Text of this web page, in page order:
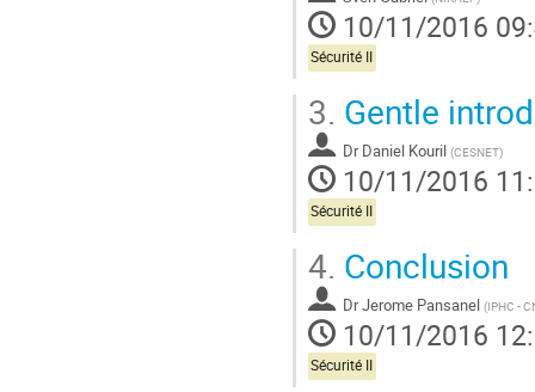
10/11/2016
Sécurité II
3. Gentle
Dr Daniel Kouril (CESNET)
10/11/2016
Sécurité II
4. Conclusion
DrJerome Pansanel (IPHC -
10/11/2016
Sécurité II